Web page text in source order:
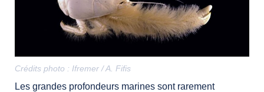
Crédits photo : Ifremer / A. Fifis
Les grandes profondeurs marines sont rarement